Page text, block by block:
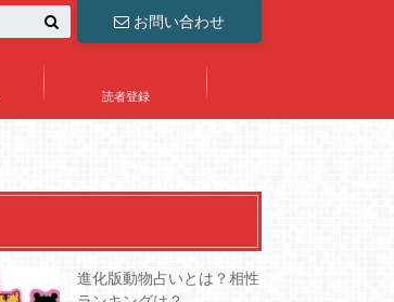
お問い合わせ
読者登録
進化版動物占いとは？相性